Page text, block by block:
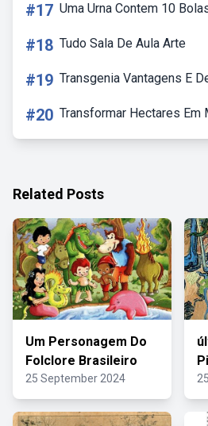
#17 Uma Urna Contem 10
#18 Tudo Sala De Aula Arte
#19 Transgenia Vantagens E
#20 Transformar Hectares Em
Related Posts
Um Personagem Do
Folclore Brasileiro
25 September 2024